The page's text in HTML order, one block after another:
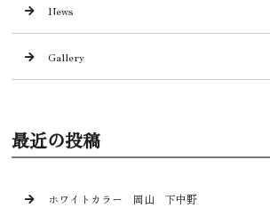
News
Gallery
最近の投稿
ホワイトカラー 岡山 下中野